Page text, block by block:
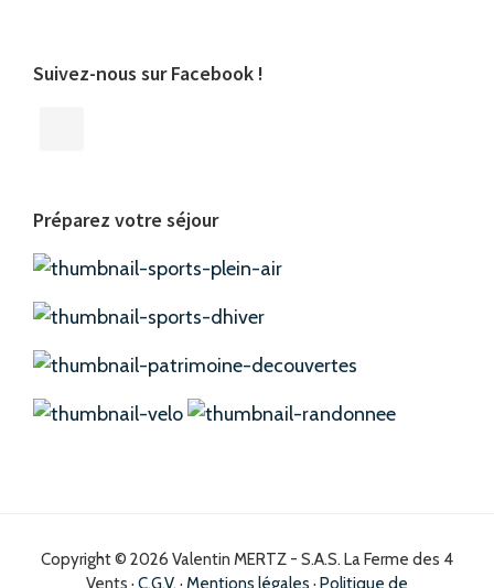
Suivez-nous sur Facebook !
Préparez votre séjour
Copyright © 2026 Valentin MERTZ - S.A.S. La Ferme des 4
Vents · C.G.V. · Mentions légales · Politique de